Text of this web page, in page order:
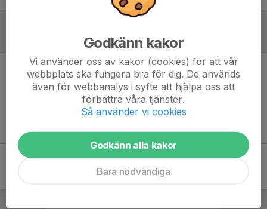
Inget referat skrivet
Godkänn kakor
Vi använder oss av kakor (cookies) för att vår
webbplats ska fungera bra för dig. De används
även för webbanalys i syfte att hjälpa oss att
förbättra våra tjänster.
Så använder vi cookies
Godkänn alla kakor
Bara nödvändiga